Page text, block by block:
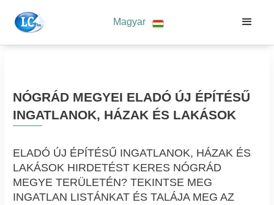
Magyar
NÓGRÁD MEGYEI ELADÓ ÚJ ÉPÍTÉSŰ
INGATLANOK, HÁZAK ÉS LAKÁSOK
ELADÓ ÚJ ÉPÍTÉSŰ INGATLANOK, HÁZAK ÉS
LAKÁSOK HIRDETÉST KERES NÓGRÁD
MEGYE TERÜLETÉN? TEKINTSE MEG
INGATLAN LISTÁNKAT ÉS TALÁJA MEG AZ